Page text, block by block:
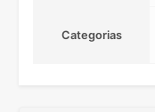
Categorias